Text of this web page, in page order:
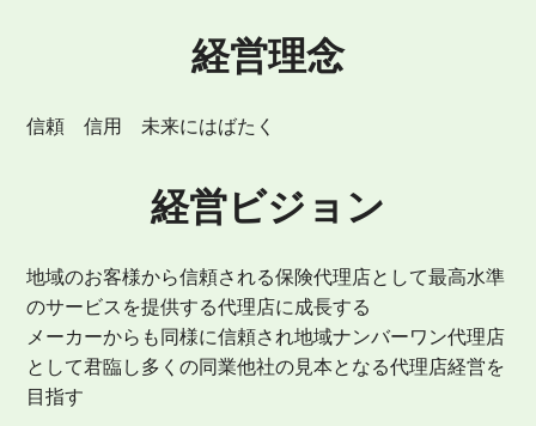
経営理念
信頼 信用 未来にはばたく
経営ビジョン
地域のお客様から信頼される保険代理店として最高水準
のサービスを提供する代理店に成長する
メーカーからも同様に信頼され地域ナンバーワン代理店
として君臨し多くの同業他社の見本となる代理店経営を
目指す